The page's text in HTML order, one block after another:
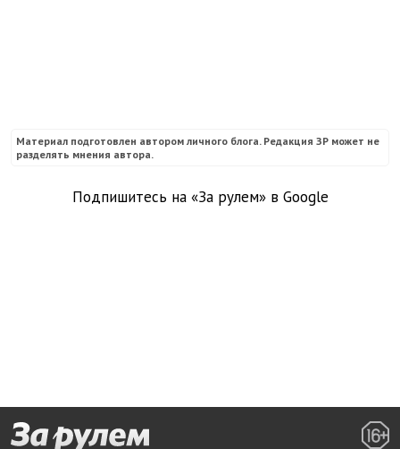
Материал подготовлен автором личного блога. Редакция ЗР может не
разделять мнения автора.
Подпишитесь на «За рулем» в Google